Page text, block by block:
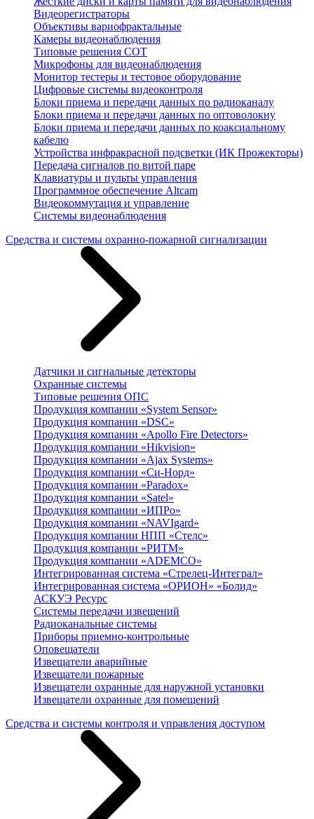
Видеорегистраторы
Объективы вариофрактальные
Камеры видеонаблюдения
Типовые решения СОТ
Микрофоны для видеонаблюдения
Монитор тестеры и тестовое оборудование
Цифровые системы видеоконтроля
Блоки приема и передачи данных по радиоканалу
Блоки приема и передачи данных по оптоволокну
Блоки приема и передачи данных по коаксиальному
кабелю
Устройства инфракрасной подсветки (ИК Прожекторы)
Передача сигналов по витой паре
Клавиатуры и пульты управления
Программное обеспечение Altcam
Видеокоммутация и управление
Системы видеонаблюдения
Средства и системы охранно-пожарной сигнализации
Датчики и сигнальные детекторы
Охранные системы
Типовые решения ОПС
Продукция компании «System Sensor»
Продукция компании «DSC»
Продукция компании «Apollo Fire Detectors»
Продукция компании «Hikvision»
Продукция компании «Ajax Systems»
Продукция компании «Си-Норд»
Продукция компании «Paradox»
Продукция компании «Satel»
Продукция компании «ИПРо»
Продукция компании «NAVIgard»
Продукция компании НПП «Стелс»
Продукция компании «РИТМ»
Продукция компании «ADEMCO»
Интегрированная система «Стрелец-Интеграл»
Интегрированная система «ОРИОН» «Болид»
АСКУЭ Ресурс
Системы передачи извещений
Радиоканальные системы
Приборы приемно-контрольные
Оповещатели
Извещатели аварийные
Извещатели пожарные
Извещатели охранные для наружной установки
Извещатели охранные для помещений
Средства и системы контроля и управления доступом